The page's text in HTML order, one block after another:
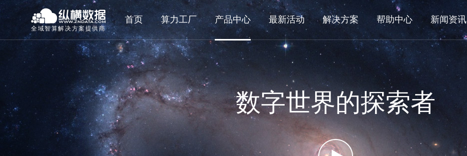
全域智算解决方案提供商
首页 算力工厂 产品中心 最新活动 解决方案 帮助中心 新闻资讯
数字世界的探索者